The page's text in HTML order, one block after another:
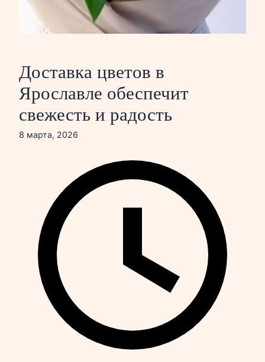
Доставка цветов в
Ярославле обеспечит
свежесть и радость
8 марта, 2026